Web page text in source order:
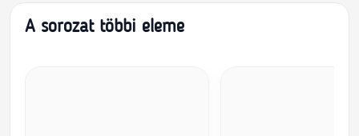
A sorozat többi eleme